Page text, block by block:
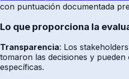
con puntuación documentada
Lo que proporciona la
Transparencia: Los
tomaron las decisiones y
específicas.